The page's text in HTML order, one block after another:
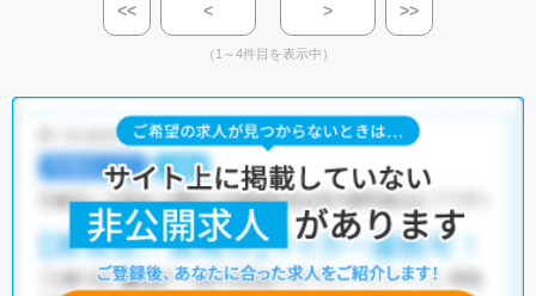
<< < > >>
（1～4件目を表示中）